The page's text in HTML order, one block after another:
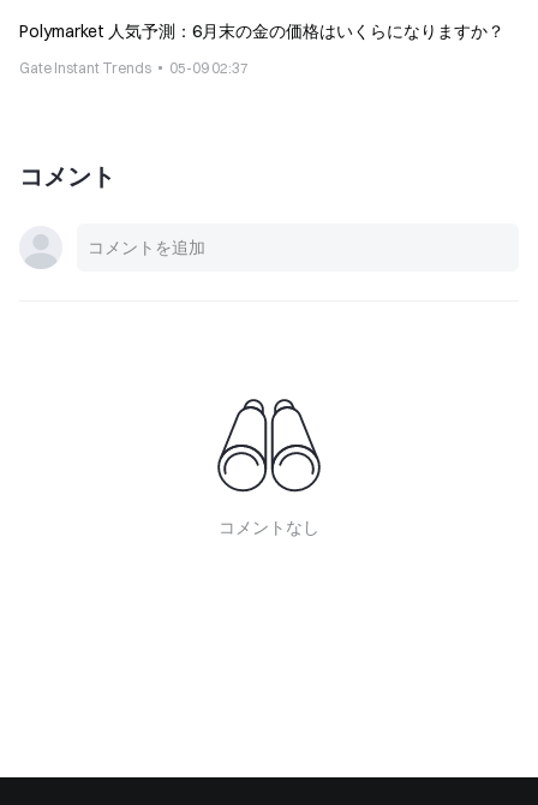
Polymarket 人気予測：6月末の金の価格はいくらになりますか？
Gate Instant Trends 05-09 02:37
コメント
コメントなし